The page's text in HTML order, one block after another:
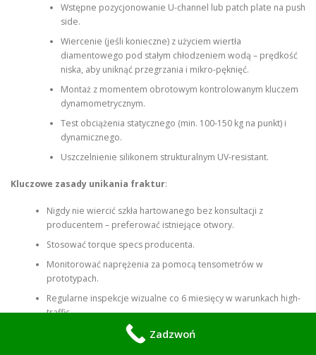
Wstępne pozycjonowanie U-channel lub patch plate na push
side.
Wiercenie (jeśli konieczne) z użyciem wiertła
diamentowego pod stałym chłodzeniem wodą – prędkość
niska, aby uniknąć przegrzania i mikro-pęknięć.
Montaż z momentem obrotowym kontrolowanym kluczem
dynamometrycznym.
Test obciążenia statycznego (min. 100-150 kg na punkt) i
dynamicznego.
Uszczelnienie silikonem strukturalnym UV-resistant.
Kluczowe zasady unikania fraktur:
Nigdy nie wiercić szkła hartowanego bez konsultacji z
producentem – preferować istniejące otwory.
Stosować torque specs producenta.
Monitorować naprężenia za pomocą tensometrów w
prototypach.
Regularne inspekcje wizualne co 6 miesięcy w warunkach high-
traffic.
Ten blueprint minimalizuje ryzyko do poniżej 0,1% przy prawidłowym
Zadzwoń